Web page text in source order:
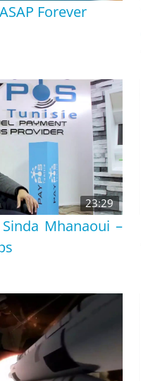
Forever
23:29
Mhanaoui –